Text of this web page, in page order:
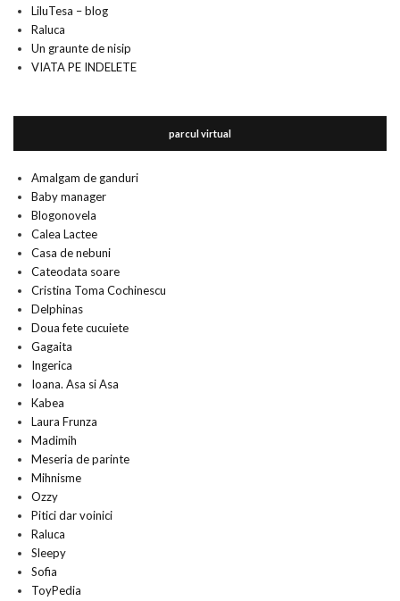
LiluTesa – blog
Raluca
Un graunte de nisip
VIATA PE INDELETE
parcul virtual
Amalgam de ganduri
Baby manager
Blogonovela
Calea Lactee
Casa de nebuni
Cateodata soare
Cristina Toma Cochinescu
Delphinas
Doua fete cucuiete
Gagaita
Ingerica
Ioana. Asa si Asa
Kabea
Laura Frunza
Madimih
Meseria de parinte
Mihnisme
Ozzy
Pitici dar voinici
Raluca
Sleepy
Sofia
ToyPedia